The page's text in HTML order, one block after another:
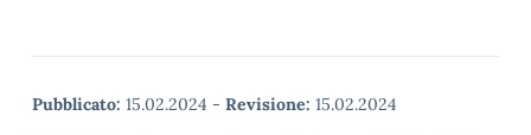
Pubblicato: 15.02.2024 - Revisione: 15.02.2024